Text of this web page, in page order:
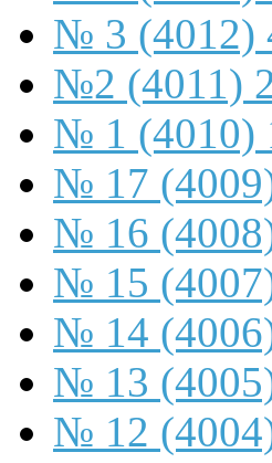
№ 3 (4012)
№2 (4011)
№ 1 (4010)
№ 17
№ 16
№ 15
№ 14
№ 13
№ 12